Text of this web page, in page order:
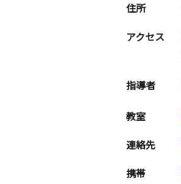
住所
アクセス
指導者
教室
連絡先
携帯